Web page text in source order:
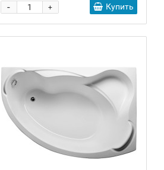
+
- Купить